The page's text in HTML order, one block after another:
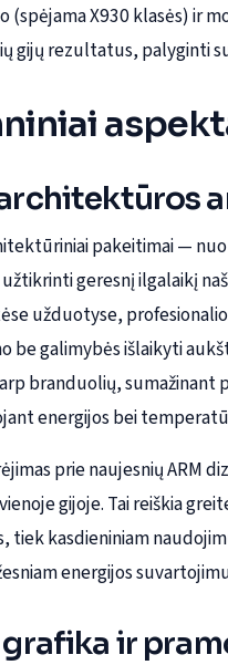
(spėjama X930 klasės) ir
gijų rezultatus, palyginti
pakeitimai —
geresnį ilgalaikį
užduotyse,
be galimybės išlaikyti
branduolių, sumažinant
energijos bei
prie naujesnių ARM
gijoje. Tai reiškia
tiek kasdieniniam
energijos
grafika ir